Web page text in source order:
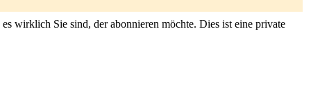
wirklich Sie sind, der abonnieren möchte. Dies ist eine private